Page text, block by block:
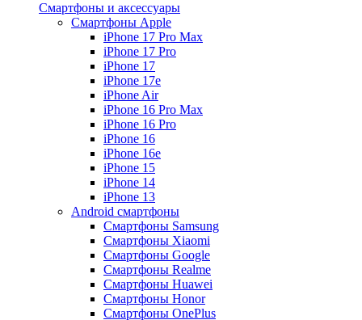
Смартфоны и аксессуары
Смартфоны Apple
iPhone 17 Pro Max
iPhone 17 Pro
iPhone 17
iPhone 17e
iPhone Air
iPhone 16 Pro Max
iPhone 16 Pro
iPhone 16
iPhone 16e
iPhone 15
iPhone 14
iPhone 13
Android cмартфоны
Смартфоны Samsung
Смартфоны Xiaomi
Смартфоны Google
Смартфоны Realme
Смартфоны Huawei
Смартфоны Honor
Смартфоны OnePlus